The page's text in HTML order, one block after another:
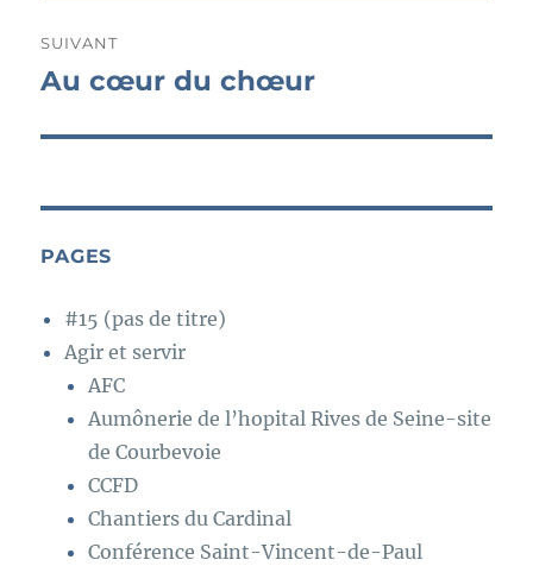
SUIVANT
Publication
Au cœur du chœur
PAGES
#15 (pas de titre)
Agir et servir
AFC
Aumônerie de l’hopital Rives de Seine-site
de Courbevoie
CCFD
Chantiers du Cardinal
Conférence Saint-Vincent-de-Paul